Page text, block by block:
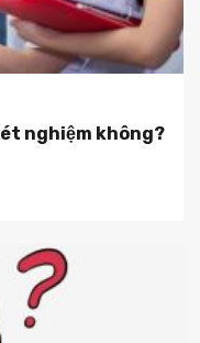
nghiệm không?